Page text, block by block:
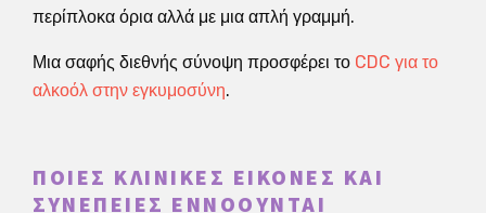
περίπλοκα όρια αλλά με μια απλή γραμμή.
Μια σαφής διεθνής σύνοψη προσφέρει το CDC για το
αλκοόλ στην εγκυμοσύνη.
ΠΟΙΕΣ ΚΛΙΝΙΚΈΣ ΕΙΚΌΝΕΣ ΚΑΙ
ΣΥΝΈΠΕΙΕΣ ΕΝΝΟΟΎΝΤΑΙ